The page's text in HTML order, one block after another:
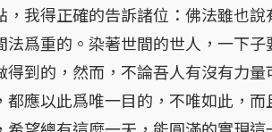
，我得正確的告訴諸位：佛法雖也
爲重的。染著世間的世人，一下
到的，然而，不論吾人有沒有力
應以此爲唯一目的，不唯如此，